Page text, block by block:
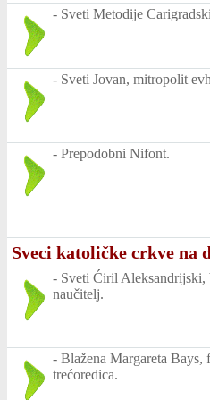
- Sveti Metodije
- Sveti Jovan, mitropolit
- Prepodobni Nifont.
Sveci katoličke crkve na
- Sveti Ćiril Aleksandrijski,
naučitelj.
- Blažena Margareta Bays,
trećoredica.